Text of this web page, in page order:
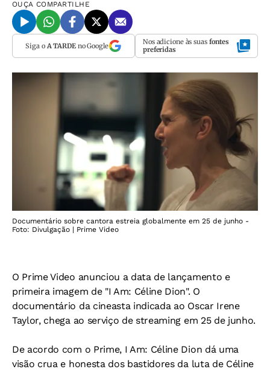
OUÇA COMPARTILHE
Siga o A TARDEno Google Nos adicione às suas fontes
preferidas
Documentário sobre cantora estreia globalmente em 25 de junho -
Foto: Divulgação | Prime Video
O Prime Video anunciou a data de lançamento e
primeira imagem de "I Am: Céline Dion". O
documentário da cineasta indicada ao Oscar Irene
Taylor, chega ao serviço de streaming em 25 de junho.
De acordo com o Prime, I Am: Céline Dion dá uma
visão crua e honesta dos bastidores da luta de Céline